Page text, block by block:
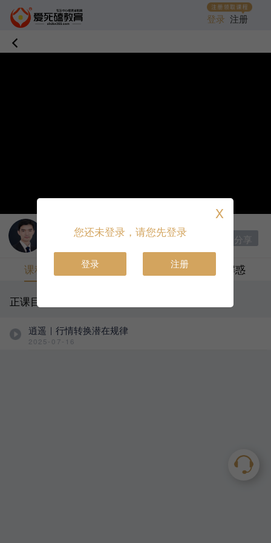
登录 注册
讲师：逍遥 | 首席讲师
分享
课程目录 答疑解惑
正课目录
逍遥｜行情转换潜在规律
2025-07-16
X
您还未登录，请您先登录
登录 注册